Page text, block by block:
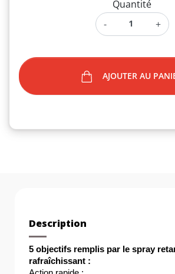
Quantité
-
+
AJOUTER AU
Description
5 objectifs remplis par le spray
rafraîchissant :